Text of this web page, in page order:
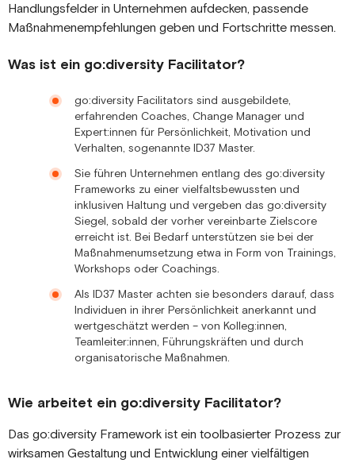
Handlungsfelder in Unternehmen aufdecken, passende
Maßnahmenempfehlungen geben und Fortschritte messen.
Was ist ein go:diversity Facilitator?
go:diversity Facilitators sind ausgebildete,
erfahrenden Coaches, Change Manager und
Expert:innen für Persönlichkeit, Motivation und
Verhalten, sogenannte ID37 Master.
Sie führen Unternehmen entlang des go:diversity
Frameworks zu einer vielfaltsbewussten und
inklusiven Haltung und vergeben das go:diversity
Siegel, sobald der vorher vereinbarte Zielscore
erreicht ist. Bei Bedarf unterstützen sie bei der
Maßnahmenumsetzung etwa in Form von Trainings,
Workshops oder Coachings.
Als ID37 Master achten sie besonders darauf, dass
Individuen in ihrer Persönlichkeit anerkannt und
wertgeschätzt werden – von Kolleg:innen,
Teamleiter:innen, Führungskräften und durch
organisatorische Maßnahmen.
Wie arbeitet ein go:diversity Facilitator?
Das go:diversity Framework ist ein toolbasierter Prozess zur
wirksamen Gestaltung und Entwicklung einer vielfältigen